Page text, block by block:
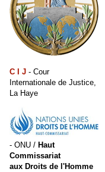
C I J - Cour
Internationale de Justice,
La Haye
- ONU / Haut
Commissariat
aux Droits de l'Homme